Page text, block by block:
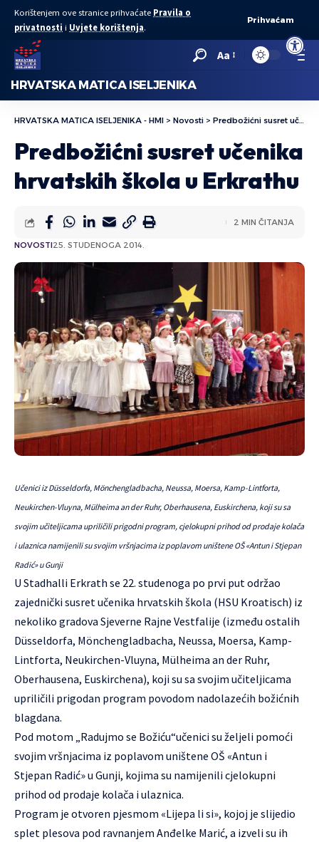
Open
Korištenjem ove stranice prihvaćate Pravila o
privatnosti i Uvjete korištenja.
Prihvaćam
Aa
HRVATSKA MATICA ISELJENIKA
HRVATSKA MATICA ISELJENIKA - HMI > Novosti > Predbožićni susret učenika hrvatskih škola u Erkrathu
Predbožićni susret učenika
hrvatskih škola u Erkrathu
NOVOSTI25. STUDENOGA 2014.
2 MIN ČITANJA
Učenici iz Düsseldorfa, Mönchengladbacha, Neussa, Moersa, Kamp-Lintforta,
Neukirchen-Vluyna, Mülheima an der Ruhr, Oberhausena, Euskirchena, koji su sa
svojim učiteljicama upriličili prigodni program, cjelokupni prihod od prodaje kolača
i ulaznica namijenili su svojim vršnjacima iz poplavom uništene OŠ «Antun i Stjepan
Radić» u Gunji
U Stadhalli Erkrath se 22. studenoga po prvi put održao
zajednički susret učenika hrvatskih škola (HSU Kroatisch) iz
nekoliko gradova Sjeverne Rajne Vestfalije (između ostalih
Düsseldorfa, Mönchengladbacha, Neussa, Moersa, Kamp-
Lintforta, Neukirchen-Vluyna, Mülheima an der Ruhr,
Oberhausena, Euskirchena), koji su sa svojim učiteljicama
upriličili prigodan program povodom nadolazećih božićnih
blagdana.
Pod motom „Radujmo se Božiću“učenici su željeli pomoći
svojim vršnjacima iz poplavom uništene OŠ «Antun i
Stjepan Radić» u Gunji, kojima su namijenili cjelokupni
prihod od prodaje kolača i ulaznica.
Program je otvoren pjesmom «Lijepa li si», kojoj je slijedio
splet plesova pod ravnanjem Anđelke Marić, a izveli su ih